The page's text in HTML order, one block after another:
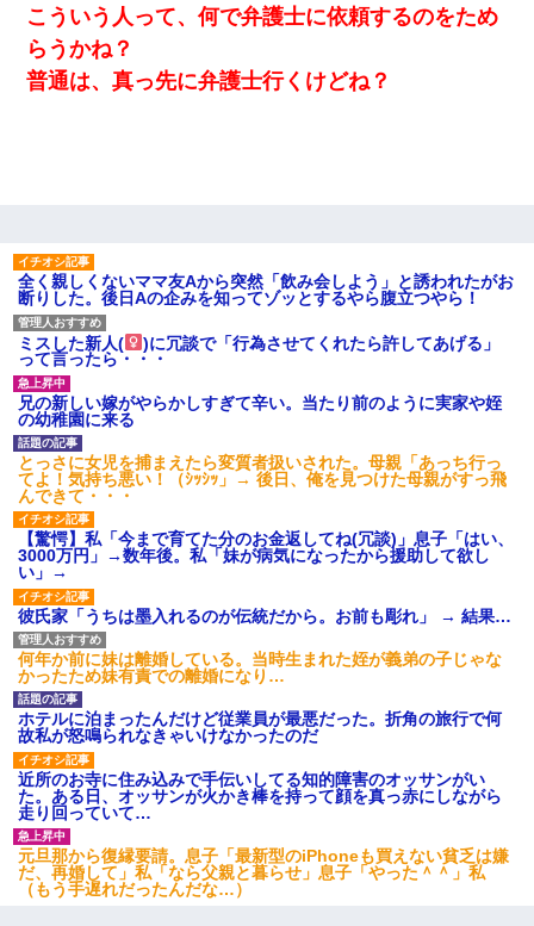
【悲報】嫁がワイのこと嫌いっぽいから単身赴任した結果
隣室のお婆ちゃん「下階からの異臭に困ってる、今もすっごく臭
い」私「変だなあ～なにも臭わないよ」→ その後。警察『絶対に
【衝撃】嫁父の会社に勤続１０年、手取り１４万 → 俺「２２万も
らえる会社から誘われた。転職したい」義父「クビ！（激怒」嫁
「離婚！（激怒」
【悲報】お風呂で父親と姉が完全に行為してるんだが...
今日夫の実家に泊ったんだけど、朝起きたら股間がなんかモッコ
リしてた
[緊急]ベロベロの女に声をかけて行為してきた結果
こういう人って、何で弁護士に依頼するのをため
らうかね？
普通は、真っ先に弁護士行くけどね？
全く親しくないママ友Aから突然「飲み会しよう」と誘われたがお
断りした。後日Aの企みを知ってゾッとするやら腹立つやら！
ミスした新人(
)に冗談で「行為させてくれたら許してあげる」
って言ったら・・・
兄の新しい嫁がやらかしすぎて辛い。当たり前のように実家や姪
の幼稚園に来る
とっさに女児を捕まえたら変質者扱いされた。母親「あっち行っ
てよ！気持ち悪い！（ｼｯｼｯ」→ 後日、俺を見つけた母親がすっ飛
んできて・・・
【驚愕】私「今まで育てた分のお金返してね(冗談)」息子「はい、
3000万円」→数年後。私「妹が病気になったから援助して欲し
い」→
彼氏家「うちは墨入れるのが伝統だから。お前も彫れ」 → 結果…
何年か前に妹は離婚している。当時生まれた姪が義弟の子じゃな
かったため妹有責での離婚になり…
ホテルに泊まったんだけど従業員が最悪だった。折角の旅行で何
故私が怒鳴られなきゃいけなかったのだ
近所のお寺に住み込みで手伝いしてる知的障害のオッサンがい
た。ある日、オッサンが火かき棒を持って顔を真っ赤にしながら
走り回っていて…
元旦那から復縁要請。息子「最新型のiPhoneも買えない貧乏は嫌
だ、再婚して」私「なら父親と暮らせ」息子「やった＾＾」私
（もう手遅れだったんだな…）